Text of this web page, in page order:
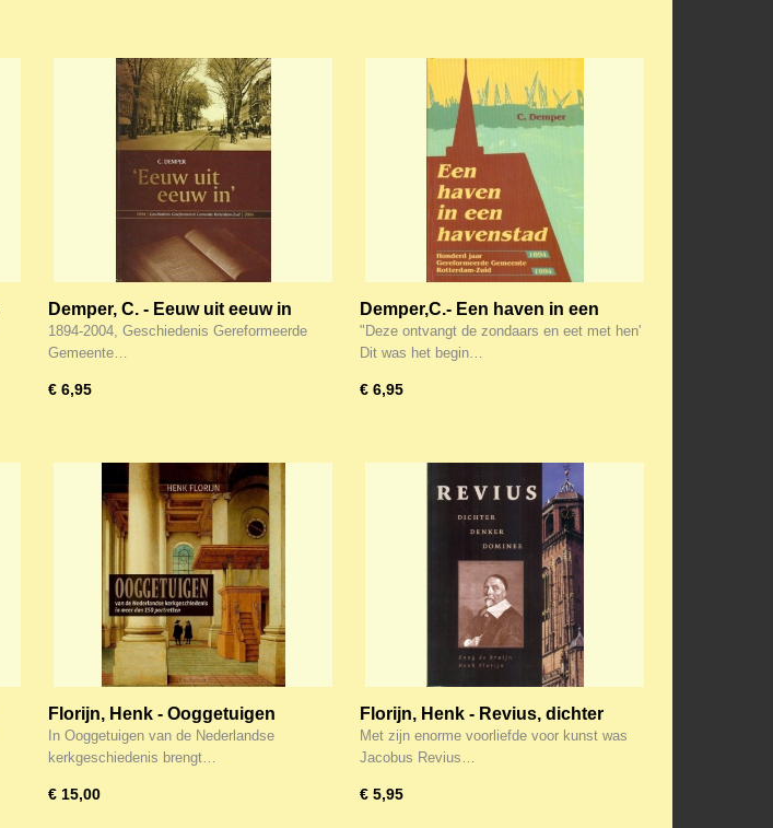
Demper, C. - Eeuw uit eeuw in
1894-2004, Geschiedenis Gereformeerde
Gemeente…
€ 6,95
Demper,C.- Een haven in een
havenstad (GG R'dam-Zuid)
"Deze ontvangt de zondaars en eet met hen'
Dit was het begin…
€ 6,95
Florijn, Henk - Ooggetuigen
In Ooggetuigen van de Nederlandse
kerkgeschiedenis brengt…
€ 15,00
Florijn, Henk - Revius, dichter
denker dominee
Met zijn enorme voorliefde voor kunst was
Jacobus Revius…
€ 5,95